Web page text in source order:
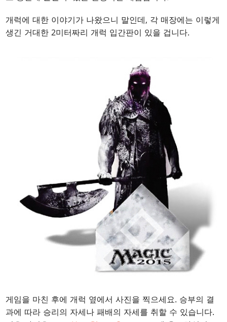
개럭에 대한 이야기가 나왔으니 말인데, 각 매장에는 이렇게
생긴 거대한 2미터짜리 개럭 입간판이 있을 겁니다.
게임을 마친 후에 개럭 옆에서 사진을 찍으세요. 승부의 결
과에 따라 승리의 자세나 패배의 자세를 취할 수 있습니다.